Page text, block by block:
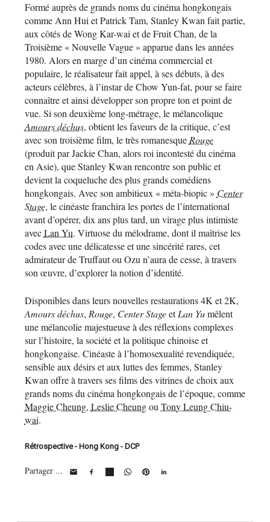
Formé auprès de grands noms du cinéma hongkongais
comme Ann Hui et Patrick Tam, Stanley Kwan fait partie,
aux côtés de Wong Kar-wai et de Fruit Chan, de la
Troisième « Nouvelle Vague » apparue dans les années
1980. Alors en marge d’un cinéma commercial et
populaire, le réalisateur fait appel, à ses débuts, à des
acteurs célèbres, à l’instar de Chow Yun-fat, pour se faire
connaître et ainsi développer son propre ton et point de
vue. Si son deuxième long-métrage, le mélancolique
Amours déchus, obtient les faveurs de la critique, c’est
avec son troisième film, le très romanesque Rouge
(produit par Jackie Chan, alors roi incontesté du cinéma
en Asie), que Stanley Kwan rencontre son public et
devient la coqueluche des plus grands comédiens
hongkongais. Avec son ambitieux « méta-biopic » Center
Stage, le cinéaste franchira les portes de l’international
avant d’opérer, dix ans plus tard, un virage plus intimiste
avecLan Yu. Virtuose du mélodrame, dont il maîtrise les
codes avec une délicatesse et une sincérité rares, cet
admirateur de Truffaut ou Ozu n’aura de cesse, à travers
son œuvre, d’explorer la notion d’identité.
Disponibles dans leurs nouvelles restaurations 4K et 2K,
Amours déchus, Rouge, Center StageetLan Yumêlent
une mélancolie majestueuse à des réflexions complexes
sur l’histoire, la société et la politique chinoise et
hongkongaise. Cinéaste à l’homosexualité revendiquée,
sensible aux désirs et aux luttes des femmes, Stanley
Kwan offre à travers ses films des vitrines de choix aux
grands noms du cinéma hongkongais de l’époque, comme
Maggie Cheung, Leslie Cheungou Tony Leung Chiu-
wai.
Rétrospective - Hong Kong - DCP
Partager ...